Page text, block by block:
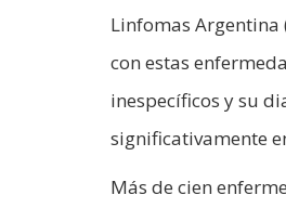
Linfomas Argentina
con estas
inespecíficos y su
significativamente
Más de cien